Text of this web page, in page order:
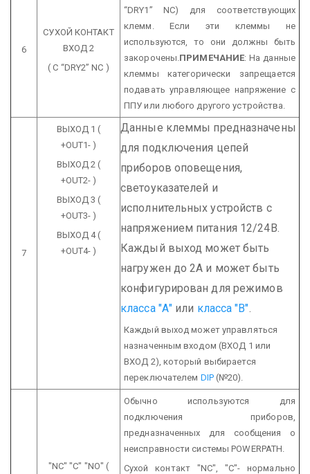
6
СУХОЙ КОНТАКТ
ВХОД 2
( C “DRY2” NC )
“DRY1” NC) для соответствующих
клемм. Если эти клеммы не
используются, то они должны быть
закорочены. ПРИМЕЧАНИЕ: На данные
клеммы категорически запрещается
подавать управляющее напряжение с
ППУ или любого другого устройства.
7
ВЫХОД 1 (
+OUT1- )
ВЫХОД 2 (
+OUT2- )
ВЫХОД 3 (
+OUT3- )
ВЫХОД 4(
+OUT4- )
Данные клеммы предназначены
для подключения цепей
приборов оповещения,
светоуказателей и
исполнительных устройств с
напряжением питания 12/24В.
Каждый выход может быть
нагружен до 2А и может быть
конфигурирован для режимов
класса "А" или класса "B"
Каждый выход может управляться
назначенным входом (ВХОД 1 или
ВХОД 2), который выбирается
переключателем DIP(№20).
"NC" "C" "NO" (
Обычно используются для
подключения приборов,
предназначенных для сообщения о
неисправности системы POWERPATH.
Сухой контакт "NC", "C"- нормально